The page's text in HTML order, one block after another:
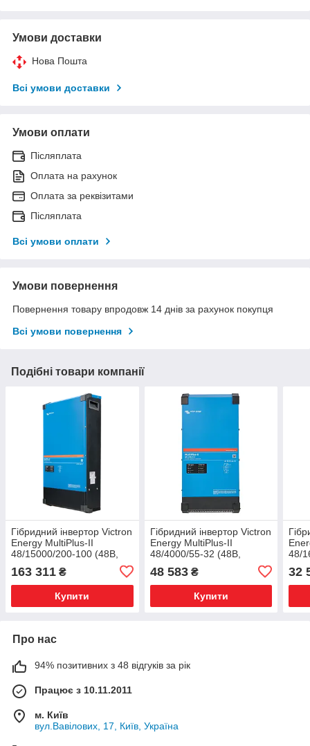
Умови доставки
Нова Пошта
Всі умови доставки
Умови оплати
Післяплата
Оплата на рахунок
Оплата за реквізитами
Післяплата
Всі умови оплати
Умови повернення
Повернення товару впродовж 14 днів за рахунок покупця
Всі умови повернення
Подібні товари компанії
Гібридний інвертор Victron
Energy MultiPlus-II
48/15000/200-100 (48В,
синусоїда PMP483150000
163 311 ₴
Купити
Гібридний інвертор Victron
Energy MultiPlus-II
48/4000/55-32 (48В,
4500ВА/4кВт, 55А) чиста
синусоїда PMP482405012
48 583₴
Купити
48/
32
Про нас
94% позитивних з 48 відгуків за рік
Працює з 10.11.2011
м. Київ
вул.Вавілових, 17, Київ, Україна